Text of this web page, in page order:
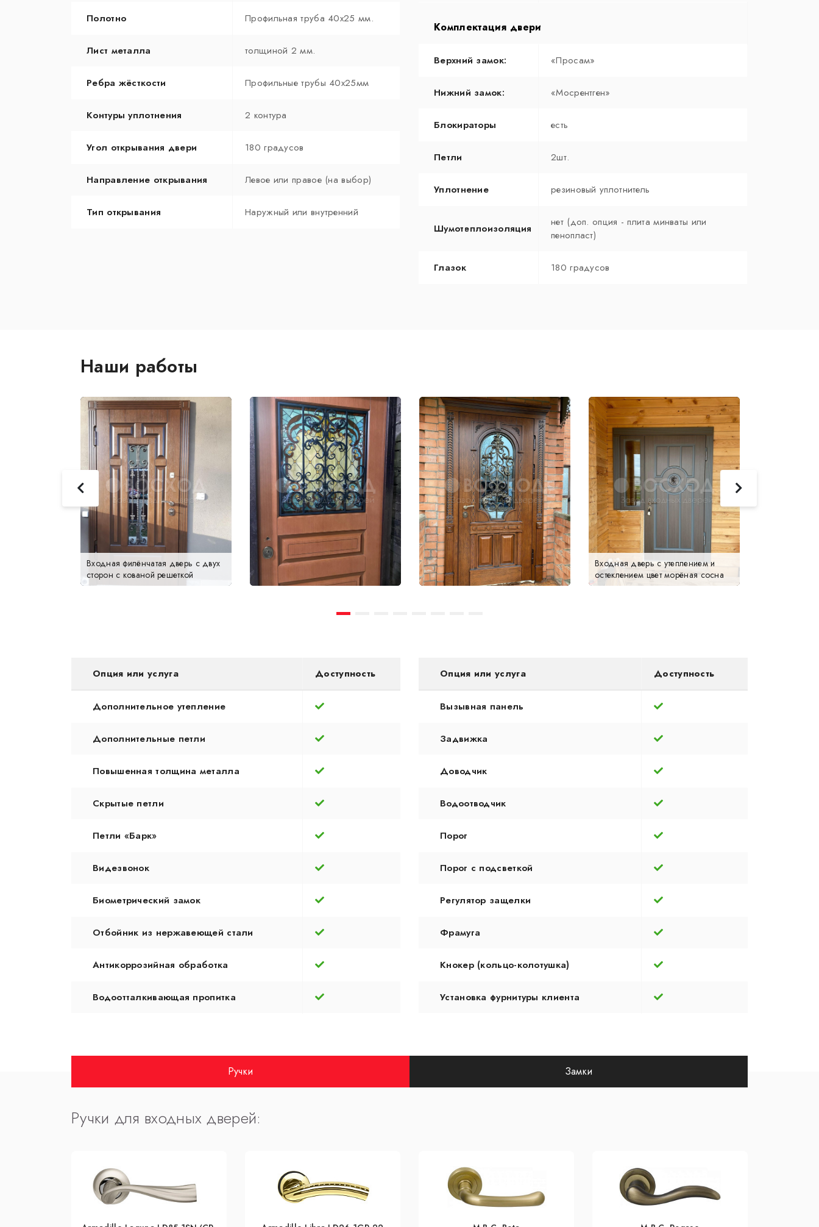
Полотно Профильная труба 40х25 мм.
Лист металла толщиной 2 мм.
Ребра жёсткости Профильные трубы 40х25мм
Контуры уплотнения 2 контура
Угол открывания двери 180 градусов
Направление открывания Левое или правое (на выбор)
Тип открывания Наружный или внутренний
Комплектация двери
Верхний замок: «Просам»
Нижний замок: «Мосрентген»
Блокираторы есть
Петли 2шт.
Уплотнение резиновый уплотнитель
Шумотеплоизоляция
нет (доп. опция - плита минваты или
пенопласт)
Глазок 180 градусов
Наши работы
Входная филёнчатая дверь с двух
сторон с кованой решеткой
Входная дверь с утеплением и
остеклением цвет морёная сосна
Опция или услуга Доступность
Дополнительное утепление
Дополнительные петли
Повышенная толщина металла
Скрытые петли
Петли «Барк»
Видезвонок
Биометрический замок
Отбойник из нержавеющей стали
Антикоррозийная обработка
Водоотталкивающая пропитка
Опция или услуга Доступность
Вызывная панель
Задвижка
Доводчик
Водоотводчик
Порог
Порог с подсветкой
Регулятор защелки
Фрамуга
Кнокер (кольцо-колотушка)
Установка фурнитуры клиента
Ручки Замки
Ручки для входных дверей: